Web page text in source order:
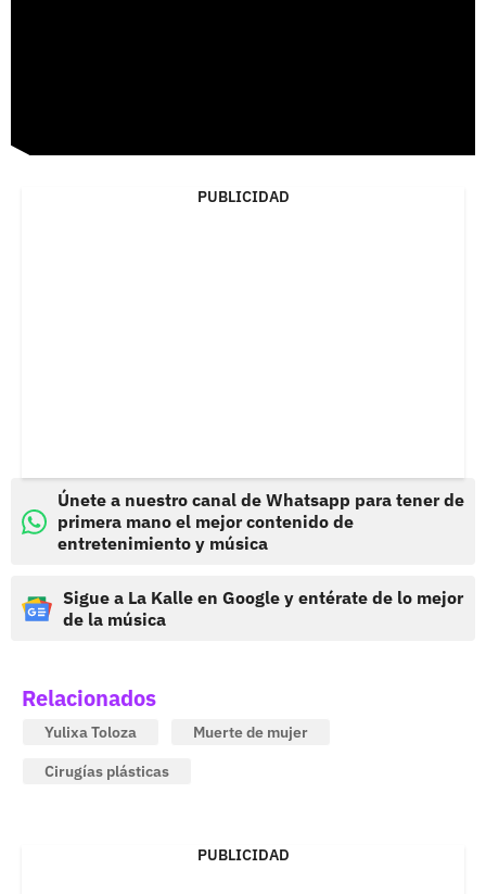
PUBLICIDAD
Únete a nuestro canal de Whatsapp para tener de
primera mano el mejor contenido de
entretenimiento y música
Sigue a La Kalle en Google y entérate de lo mejor
de la música
Relacionados
Yulixa Toloza
Muerte de mujer
Cirugías plásticas
PUBLICIDAD